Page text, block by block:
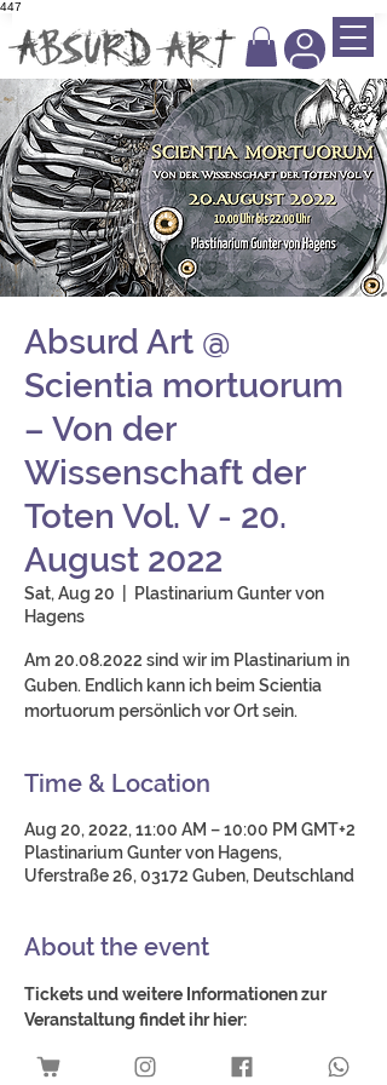
447
Absurd Art @
Scientia mortuorum
– Von der
Wissenschaft der
Toten Vol. V - 20.
August 2022
Sat, Aug 20
Plastinarium Gunter von
Hagens
Am 20.08.2022 sind wir im Plastinarium in
Guben. Endlich kann ich beim Scientia
mortuorum persönlich vor Ort sein.
Time & Location
Aug 20, 2022, 11:00 AM – 10:00 PM GMT+2
Plastinarium Gunter von Hagens,
Uferstraße 26, 03172 Guben, Deutschland
About the event
Tickets und weitere Informationen zur
Veranstaltung findet ihr hier:
kretschmer.de/scientia-mortuorum-von-